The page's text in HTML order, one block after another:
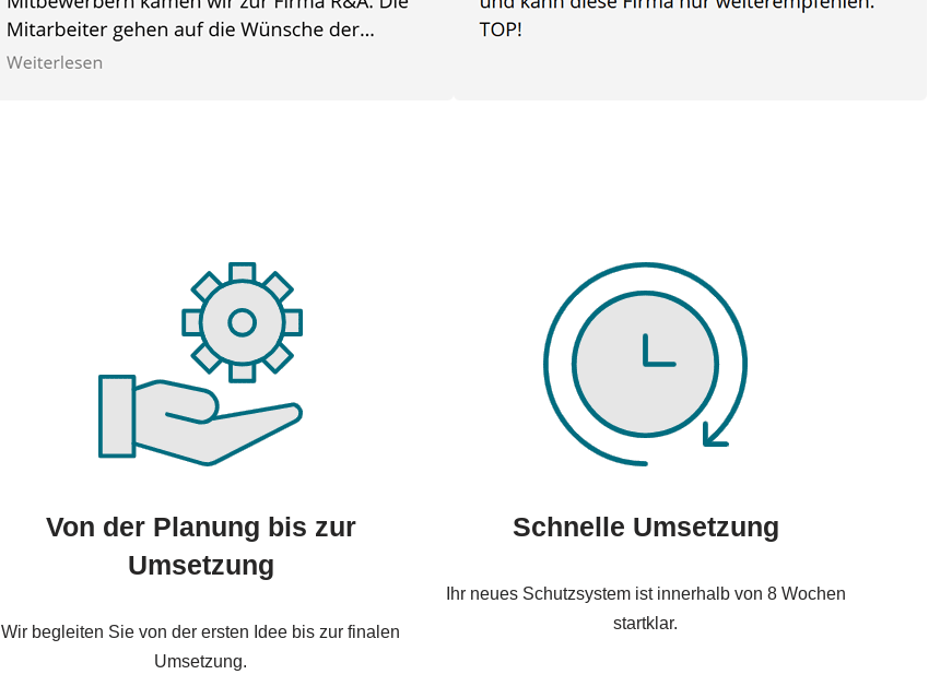
Von der Planung bis zur
Umsetzung
Wir begleiten Sie von der ersten Idee bis zur finalen
Umsetzung.
Schnelle Umsetzung
Ihr neues Schutzsystem ist innerhalb von 8 Wochen
startklar.